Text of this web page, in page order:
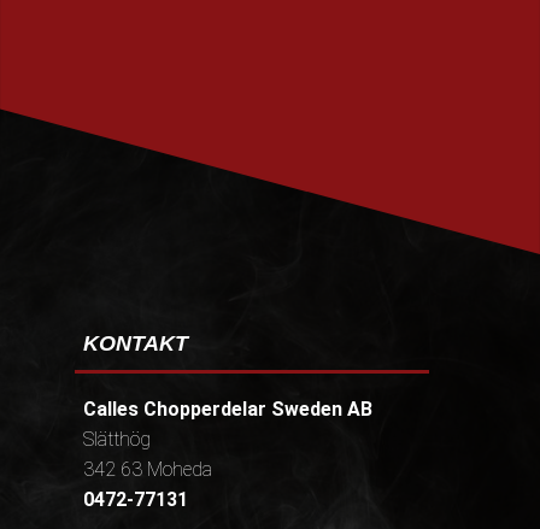
KONTAKT
Calles Chopperdelar Sweden AB
Slätthög
342 63 Moheda
0472-77131